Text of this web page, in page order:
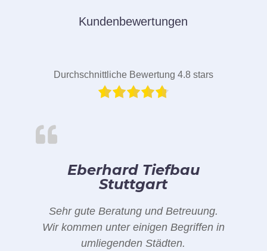
Kundenbewertungen
Durchschnittliche Bewertung 4.8 stars
Eberhard Tiefbau
Stuttgart
Sehr gute Beratung und Betreuung.
Wir kommen unter einigen Begriffen in
umliegenden Städten.